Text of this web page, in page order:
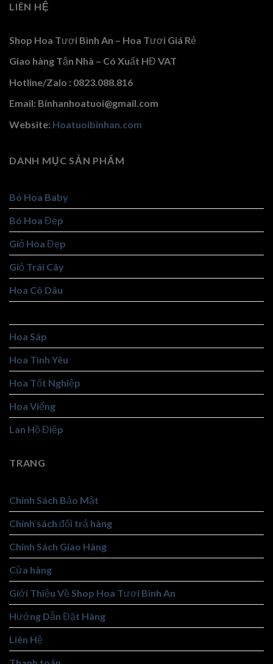
LIÊN HỆ
Shop Hoa Tươi Bình An – Hoa Tươi Giá Rẻ
Giao hàng Tận Nhà – Có Xuất HĐ VAT
Hotline/Zalo : 0823.088.816
Email: Binhanhoatuoi@gmail.com
Website: Hoatuoibinhan.com
DANH MỤC SẢN PHẨM
Bó Hoa Baby
Bó Hoa Đẹp
Giỏ Hoa Đẹp
Giỏ Trái Cây
Hoa Cô Dâu
Hoa Sáp
Hoa Tình Yêu
Hoa Tốt Nghiệp
Hoa Viếng
Lan Hồ Điệp
TRANG
Chính Sách Bảo Mật
Chính sách đổi trả hàng
Chính Sách Giao Hàng
Cửa hàng
Giới Thiệu Về Shop Hoa Tươi Bình An
Hướng Dẫn Đặt Hàng
Liên Hệ